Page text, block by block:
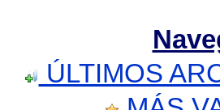
ÚLTIMOS